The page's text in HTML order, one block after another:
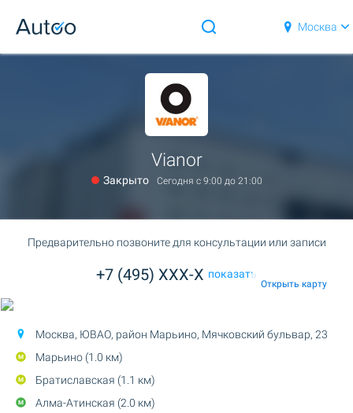
Москва
Vianor
Закрыто Сегодня c 9:00 до 21:00
Предварительно позвоните для консультации или записи
+7 (495) XXX-X показать
Открыть карту
Москва, ЮВАО, район Марьино, Мячковский бульвар, 23
Марьино (1.0 км)
Братиславская (1.1 км)
Алма-Атинская (2.0 км)